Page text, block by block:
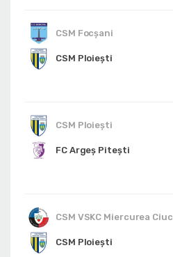
CSM Focșani
CSM Ploiești
CSM Ploiești
FC Argeș Pitești
CSM VSKC Miercurea Ciuc
CSM Ploiești